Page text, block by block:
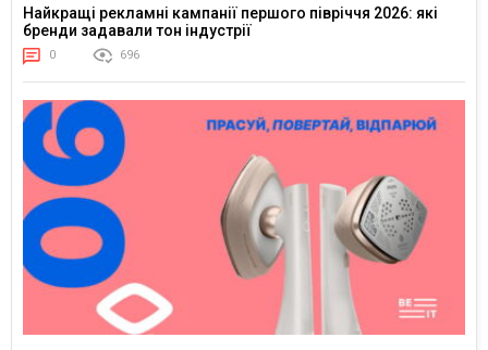
Найкращі рекламні кампанії першого півріччя 2026: які
бренди задавали тон індустрії
0 696